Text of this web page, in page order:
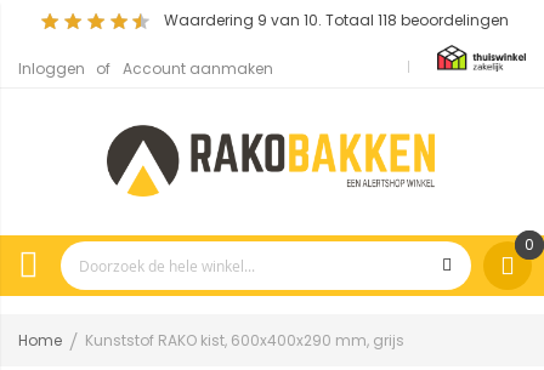
Waardering 9 van 10. Totaal 118 beoordelingen
Inloggen Account aanmaken
0
Home Kunststof RAKO kist, 600x400x290 mm, grijs